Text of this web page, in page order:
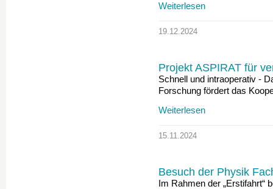
Weiterlesen
19.12.2024
Projekt ASPIRAT für
Schnell und intraoperativ -
Forschung fördert das
Weiterlesen
15.11.2024
Besuch der Physik
Im Rahmen der „Erstifahrt“